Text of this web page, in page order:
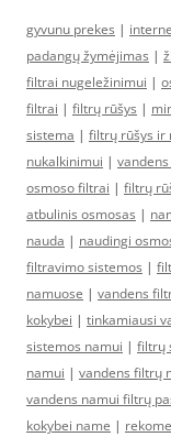
gyvunu prekes |
padangų žymėjimas |
filtrai nugeležinimui |
filtrai | filtrų rūšys |
sistema | filtrų rūšys ir
nukalkinimui |
osmoso filtrai | filtrų
atbulinis osmosas |
nauda | naudingi
filtravimo sistemos |
namuose | vandens
kokybei | tinkamiausi
sistemos namui | filtrų
namui | vandens filtrų
vandens namui filtrų
kokybei name |